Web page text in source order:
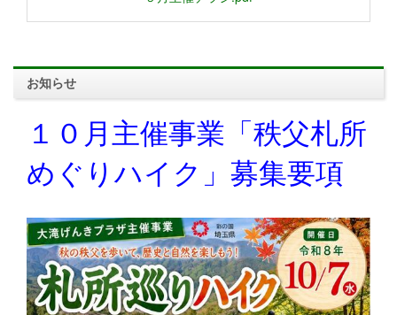
お知らせ
１０月主催事業「秩父札所
めぐりハイク」募集要項